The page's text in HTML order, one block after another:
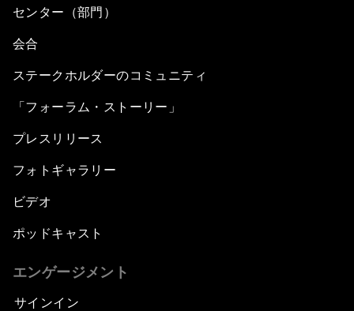
センター（部門）
会合
ステークホルダーのコミュニティ
「フォーラム・ストーリー」
プレスリリース
フォトギャラリー
ビデオ
ポッドキャスト
エンゲージメント
サインイン